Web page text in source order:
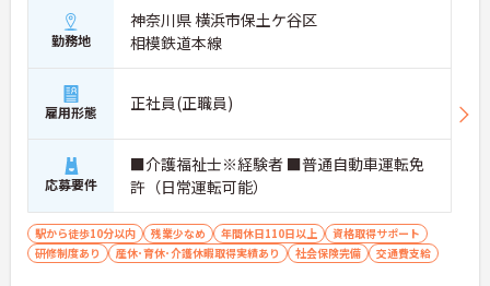
勤務地
神奈川県 横浜市保土ケ谷区
相模鉄道本線
雇用形態 正社員(正職員)
応募要件
■介護福祉士※経験者 ■普通自動車運転免
許（日常運転可能）
駅から徒歩10分以内 残業少なめ 年間休日110日以上
資格取得サポート
研修制度あり
産休･育休･介護休暇取得実績あり 社会保険完備 交通費支給